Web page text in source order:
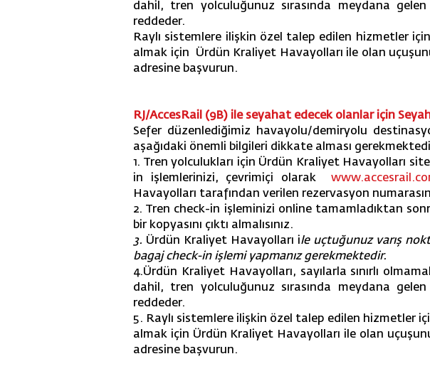
dahil, tren yolculuğunuz sırasında meydana
reddeder.
Raylı sistemlere ilişkin özel talep edilen hizmetler
almak için Ürdün Kraliyet Havayolları ile olan
adresine başvurun.
RJ/AccesRail (9B) ile seyahat edecek olanlar için
Sefer düzenlediğimiz havayolu/demiryolu
aşağıdaki önemli bilgileri dikkate alması
1. Tren yolculukları için Ürdün Kraliyet Havayolları
in işlemlerinizi, çevrimiçi olarak
Havayolları tarafından verilen rezervasyon
2. Tren check-in işleminizi online tamamladıktan
bir kopyasını çıktı almalısınız.
3. Ürdün Kraliyet Havayolları ile uçtuğunuz varış
bagaj check-in işlemi yapmanız gerekmektedir.
4.Ürdün Kraliyet Havayolları, sayılarla sınırlı
dahil, tren yolculuğunuz sırasında meydana
reddeder.
5. Raylı sistemlere ilişkin özel talep edilen hizmetler
almak için Ürdün Kraliyet Havayolları ile olan
adresine başvurun.